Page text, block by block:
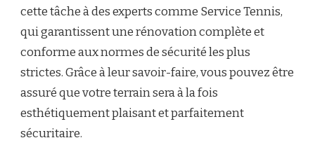
SÉCURITÉ
DES
?
cette tâche à des experts comme Service Tennis,
qui garantissent une rénovation complète et
conforme aux normes de sécurité les plus
strictes. Grâce à leur savoir-faire, vous pouvez être
assuré que votre terrain sera à la fois
esthétiquement plaisant et parfaitement
sécuritaire.